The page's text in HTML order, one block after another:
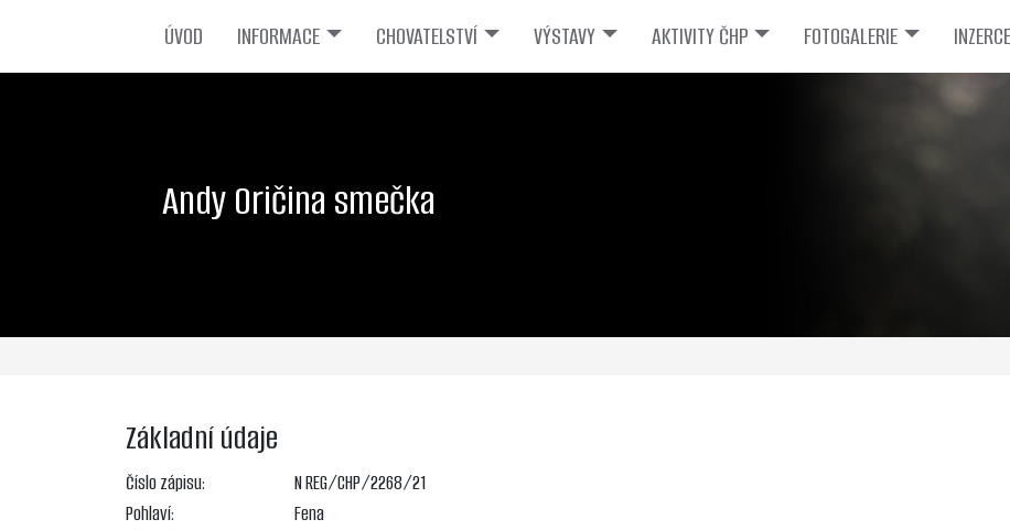
ÚVOD INFORMACE CHOVATELSTVÍ VÝSTAVY AKTIVITY ČHP FOTOGALERIE INZERCE
Andy Oričina smečka
Základní údaje
Číslo zápisu:
N REG/CHP/2268/21
Pohlaví:
Fena